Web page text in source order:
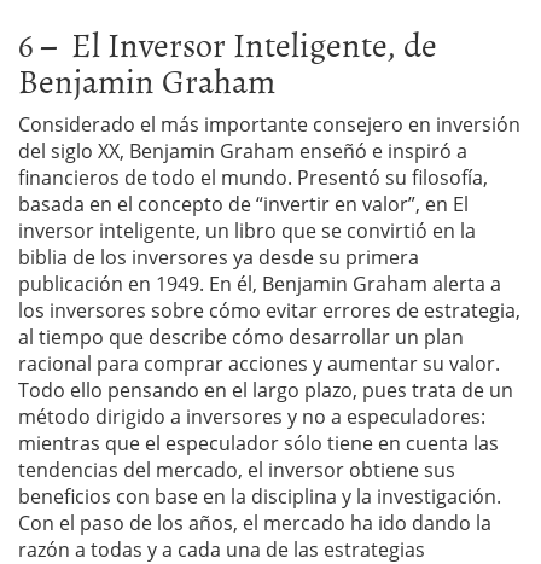
6 – El Inversor Inteligente, de
Benjamin Graham
Considerado el más importante consejero en inversión
del siglo XX, Benjamin Graham enseñó e inspiró a
financieros de todo el mundo. Presentó su filosofía,
basada en el concepto de “invertir en valor”, en El
inversor inteligente, un libro que se convirtió en la
biblia de los inversores ya desde su primera
publicación en 1949. En él, Benjamin Graham alerta a
los inversores sobre cómo evitar errores de estrategia,
al tiempo que describe cómo desarrollar un plan
racional para comprar acciones y aumentar su valor.
Todo ello pensando en el largo plazo, pues trata de un
método dirigido a inversores y no a especuladores:
mientras que el especulador sólo tiene en cuenta las
tendencias del mercado, el inversor obtiene sus
beneficios con base en la disciplina y la investigación.
Con el paso de los años, el mercado ha ido dando la
razón a todas y a cada una de las estrategias